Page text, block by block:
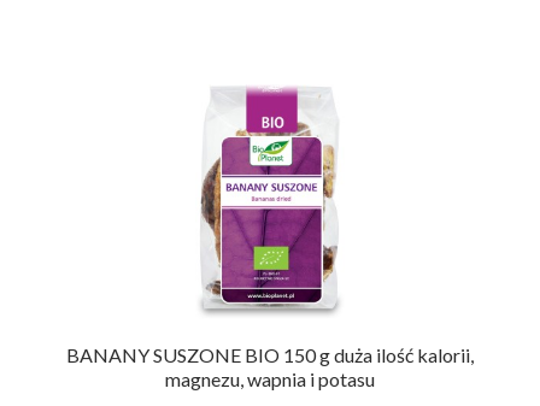
BANANY SUSZONE BIO 150 g duża ilość kalorii,
magnezu, wapnia i potasu